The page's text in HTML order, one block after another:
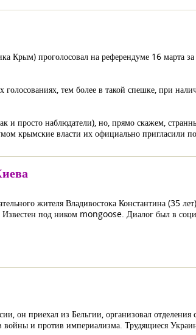
проголосовал на референдуме 16 марта за
голосованиях, тем более в такой спешке, при
и просто наблюдатели), но, прямо скажем,
крымские власти их официально пригласили
жителя Владивостока Константина (35
под ником mongoose. Диалог был в
он приехал из Бельгии, организовал
и против империализма. Трудящиеся